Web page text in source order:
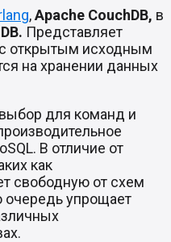
,Apache CouchDB, в
Представляет
с открытым исходным
на хранении данных
для команд и
В отличие от
как
свободную от схем
упрощает